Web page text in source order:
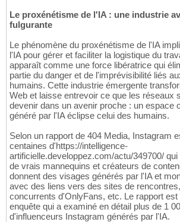
Le proxénétisme de l'IA : une industrie
fulgurante
Le phénomène du proxénétisme de l'IA
l'IA pour gérer et faciliter la logistique du
apparaît comme une force libératrice qui
partie du danger et de l'imprévisibilité liés
humains. Cette industrie émergente
Web et laisse entrevoir ce que les réseaux
devenir dans un avenir proche : un espace
généré par l'IA éclipse celui des humains.
Selon un rapport de 404 Media, Instagram
centaines d'https://intelligence-
artificielle.developpez.com/actu/349700/
de vrais mannequins et créateurs de
donnent des visages générés par l'IA et
avec des liens vers des sites de
concurrents d'OnlyFans, etc. Le rapport
enquête qui a examiné en détail plus de 1
d'influenceurs Instagram générés par l'IA.